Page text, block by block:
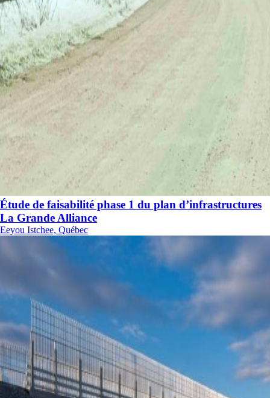
Étude de faisabilité phase 1 du plan d’infrastructures
La Grande Alliance
Eeyou Istchee, Québec